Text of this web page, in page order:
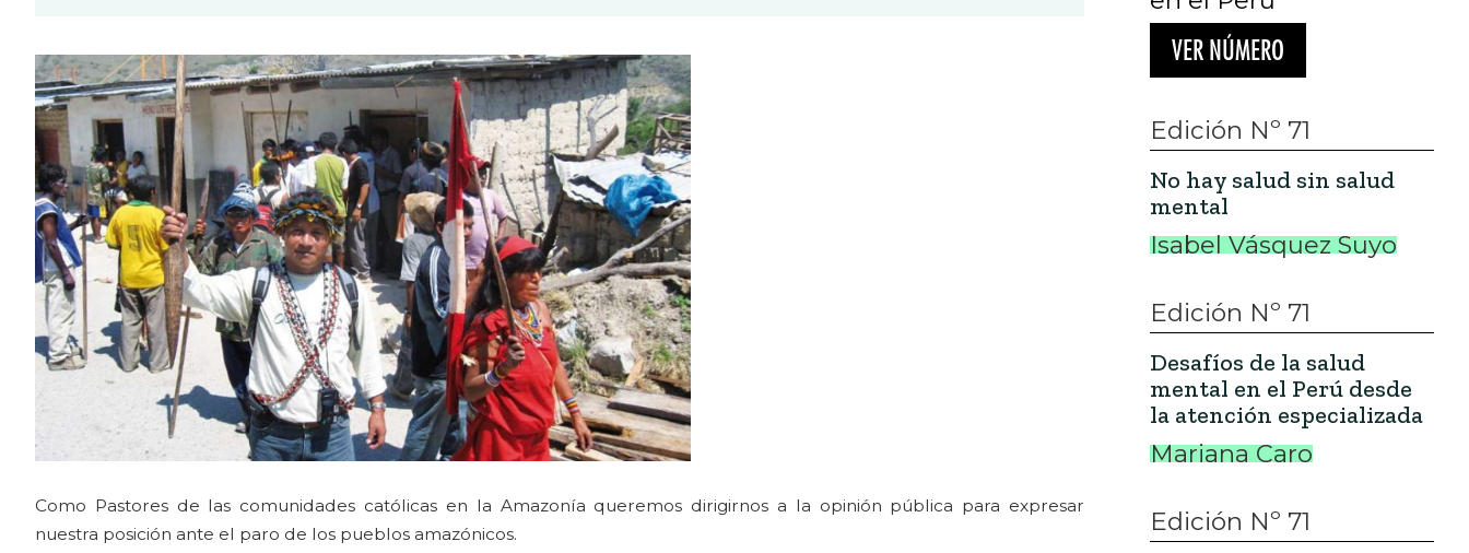
Como Pastores de las comunidades católicas en la Amazonía queremos dirigirnos a la opinión pública para expresar
nuestra posición ante el paro de los pueblos amazónicos.
VER NÚMERO
Edición Nº 71
No hay salud sin salud
mental
Isabel Vásquez Suyo
Edición Nº 71
Desafíos de la salud
mental en el Perú desde
la atención especializada
Mariana Caro
Edición Nº 71